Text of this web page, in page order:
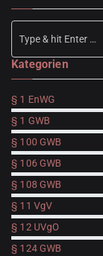
Kategorien
§ 1 EnWG
§ 1 GWB
§ 100 GWB
§ 106 GWB
§ 108 GWB
§ 11 VgV
§ 12 UVgO
§ 124 GWB